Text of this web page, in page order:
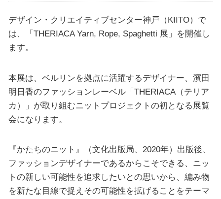
デザイン・クリエイティブセンター神戸（KIITO）で
は、「THERIACA Yarn, Rope, Spaghetti 展」を開催し
ます。
本展は、ベルリンを拠点に活躍するデザイナー、濱田
明日香のファッションレーベル「THERIACA（テリア
カ）」が取り組むニットプロジェクトの初となる展覧
会になります。
『かたちのニット』（文化出版局、2020年）出版後、
ファッションデザイナーであるからこそできる、ニッ
トの新しい可能性を追求したいとの思いから、編み物
を新たな目線で捉えその可能性を拡げることをテーマ